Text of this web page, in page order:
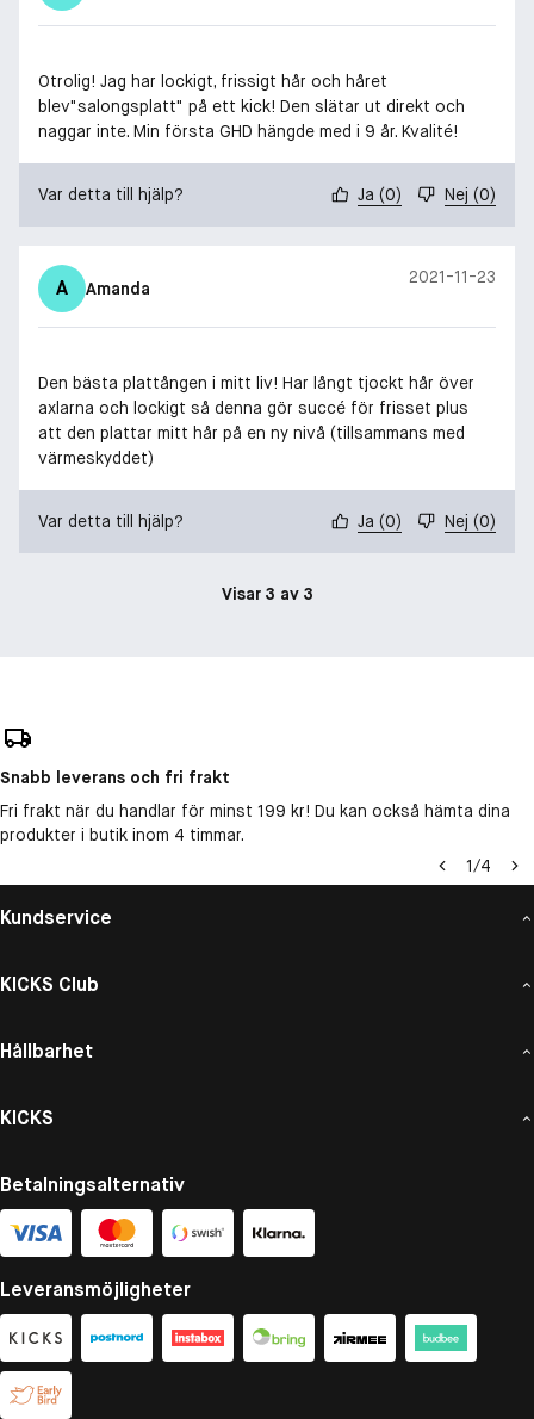
Otrolig! Jag har lockigt, frissigt hår och håret
blev"salongsplatt" på ett kick! Den slätar ut direkt och
naggar inte. Min första GHD hängde med i 9 år. Kvalité!
Var detta till hjälp? Ja (0) Nej (0)
A Amanda
2021-11-23
Den bästa plattången i mitt liv! Har långt tjockt hår över
axlarna och lockigt så denna gör succé för frisset plus
att den plattar mitt hår på en ny nivå (tillsammans med
värmeskyddet)
Var detta till hjälp? Ja (0) Nej (0)
Visar 3 av 3
Snabb leverans och fri frakt
Fri frakt när du handlar för minst 199 kr! Du kan också hämta dina
produkter i butik inom 4 timmar.
1/4
Kundservice
KICKS Club
Hållbarhet
KICKS
Betalningsalternativ
Leveransmöjligheter